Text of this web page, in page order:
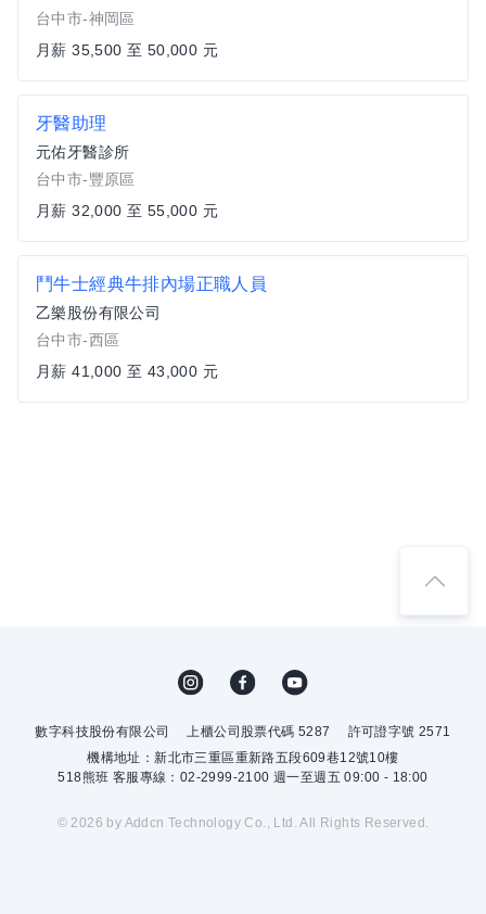
台中市-神岡區
月薪 35,500 至 50,000 元
牙醫助理
元佑牙醫診所
台中市-豐原區
月薪 32,000 至 55,000 元
鬥牛士經典牛排內場正職人員
乙樂股份有限公司
台中市-西區
月薪 41,000 至 43,000 元
數字科技股份有限公司 上櫃公司股票代碼 5287
許可證字號 2571
機構地址：新北市三重區重新路五段609巷12號10樓
518熊班 客服專線：02-2999-2100 週一至週五 09:00 - 18:00
© 2026 by Addcn Technology Co., Ltd. All Rights Reserved.